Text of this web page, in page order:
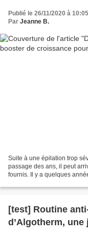
Publié le 26/11/2020 à 10:05
Par Jeanne B.
Suite à une épilation trop
passage des ans, il peut
fournis. Il y a quelques
[test] Routine
d’Algotherm,